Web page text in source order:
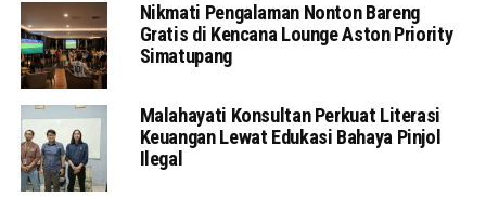
Nikmati Pengalaman Nonton Bareng
Gratis di Kencana Lounge Aston Priority
Simatupang
Malahayati Konsultan Perkuat Literasi
Keuangan Lewat Edukasi Bahaya Pinjol
Ilegal